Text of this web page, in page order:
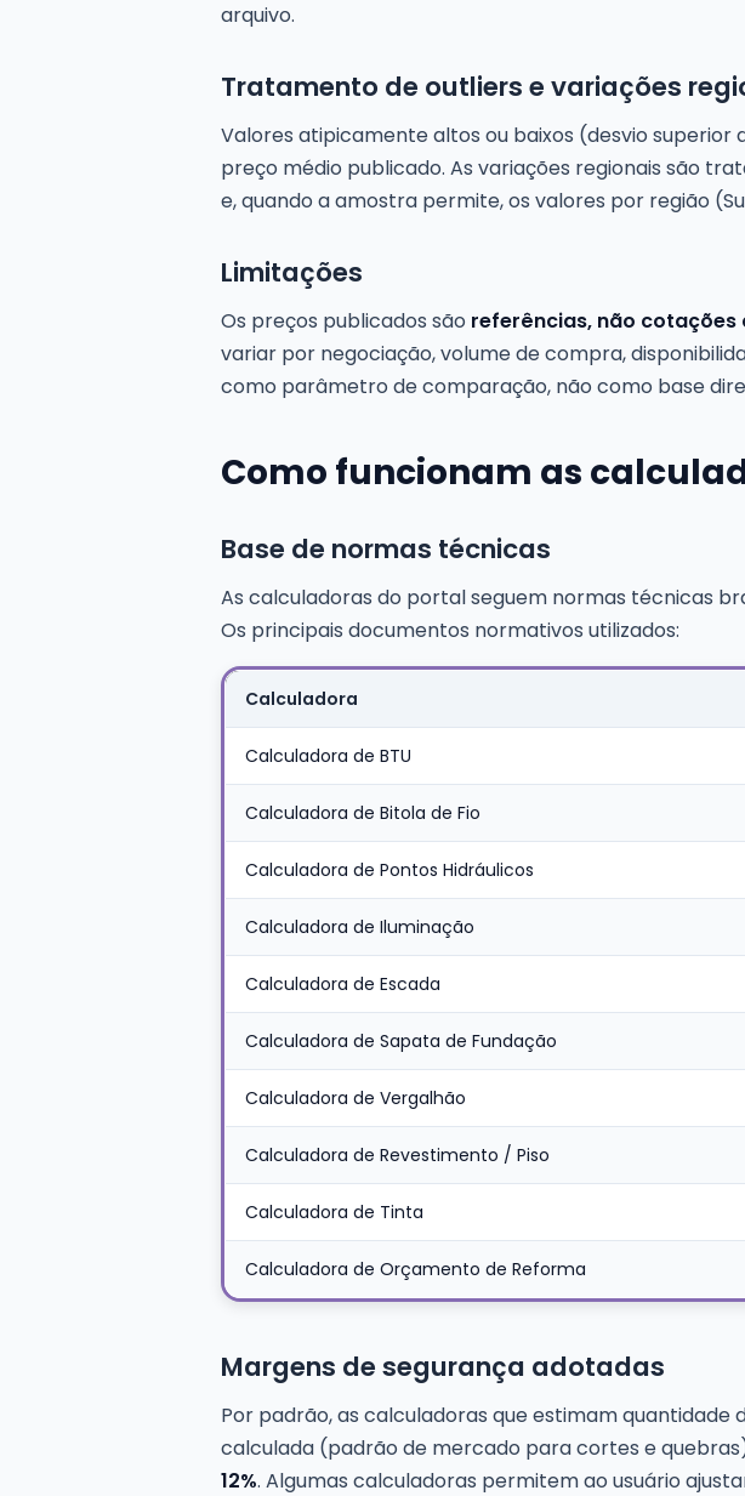
arquivo.
Tratamento de outliers e variações
Valores atipicamente altos ou baixos (desvio
preço médio publicado. As variações regionais são
e, quando a amostra permite, os valores por região
Limitações
Os preços publicados são referências, não
variar por negociação, volume de compra,
como parâmetro de comparação, não como base
Como funcionam as
Base de normas técnicas
As calculadoras do portal seguem normas técnicas
Os principais documentos normativos utilizados:
Calculadora
Calculadora de BTU
Calculadora de Bitola de Fio
Calculadora de Pontos Hidráulicos
Calculadora de Iluminação
Calculadora de Escada
Calculadora de Sapata de Fundação
Calculadora de Vergalhão
Calculadora de Revestimento / Piso
Calculadora de Tinta
Calculadora de Orçamento de Reforma
Margens de segurança adotadas
Por padrão, as calculadoras que estimam
calculada (padrão de mercado para cortes e
12%. Algumas calculadoras permitem ao usuário